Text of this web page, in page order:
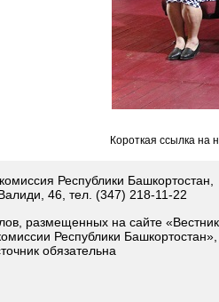
Короткая ссылка на
Республики Башкортостан,
46, тел. (347) 218-11-22
размещенных на сайте «Вестник
Республики Башкортостан»,
обязательна